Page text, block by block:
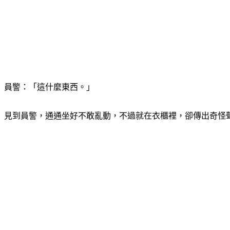
員警：「這什麼東西。」
見到員警，通通坐好不敢亂動，不過就在衣櫃裡，卻傳出奇怪